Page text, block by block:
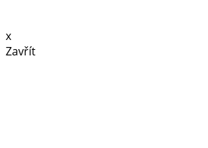
x
Zavřít